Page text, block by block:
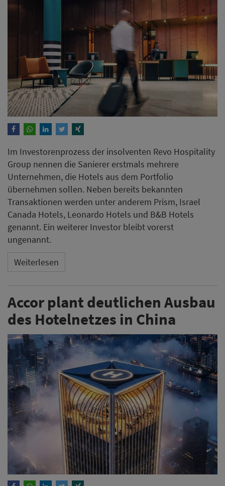
Im Investorenprozess der insolventen Revo Hospitality
Group nennen die Sanierer erstmals mehrere
Unternehmen, die Hotels aus dem Portfolio
übernehmen sollen. Neben bereits bekannten
Transaktionen werden unter anderem Prism, Israel
Canada Hotels, Leonardo Hotels und B&B Hotels
genannt. Ein weiterer Investor bleibt vorerst
ungenannt.
Weiterlesen
Accor plant deutlichen Ausbau
des Hotelnetzes in China